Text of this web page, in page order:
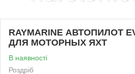
RAYMARINE АВТОПИЛОТ
ДЛЯ МОТОРНЫХ ЯХТ
В наявності
Роздріб